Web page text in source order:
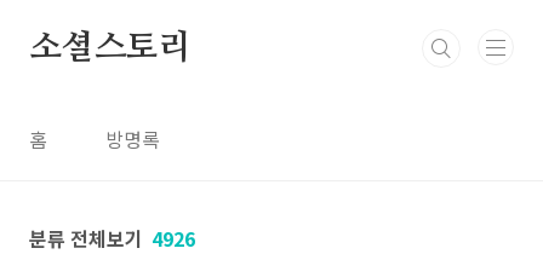
소셜스토리
홈 방명록
분류 전체보기 4926